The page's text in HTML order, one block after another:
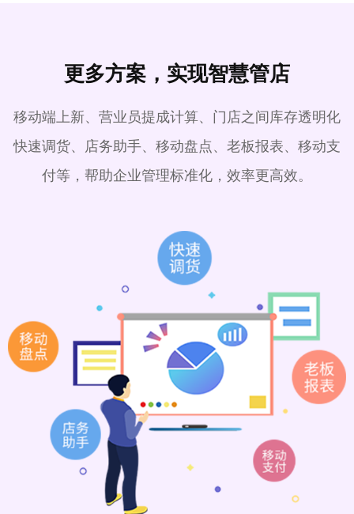
更多方案，实现智慧管店
移动端上新、营业员提成计算、门店之间库存透明化
快速调货、店务助手、移动盘点、老板报表、移动支
付等，帮助企业管理标准化，效率更高效。